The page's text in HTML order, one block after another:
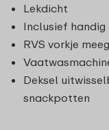
Lekdicht
Inclusief
RVS vorkje
Deksel
snackpotten